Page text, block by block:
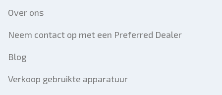
Over ons
Neem contact op met een Preferred Dealer
Blog
Verkoop gebruikte apparatuur